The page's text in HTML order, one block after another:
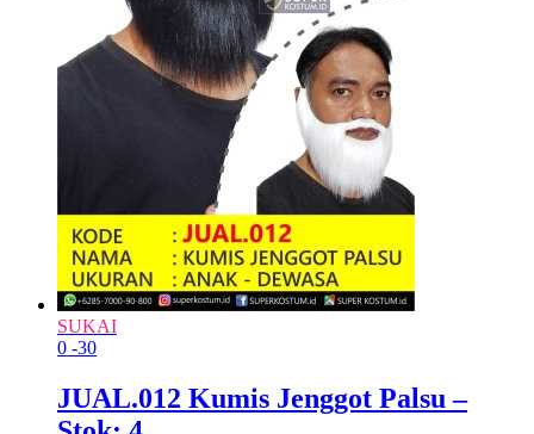
SUKAI
0 -30
JUAL.012 Kumis Jenggot Palsu –